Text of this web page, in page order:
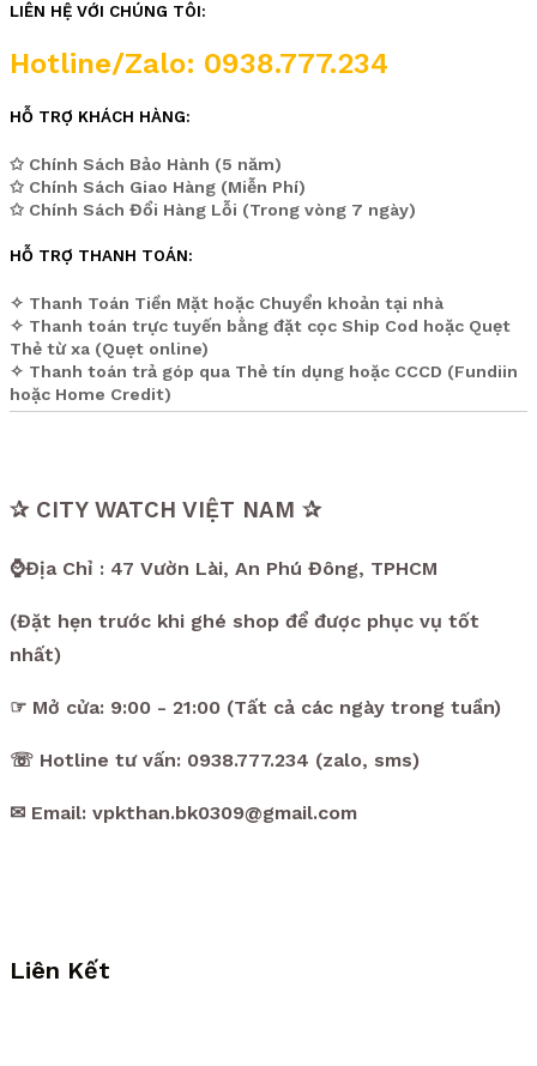
LIÊN HỆ VỚI CHÚNG TÔI:
Hotline/Zalo: 0938.777.234
HỖ TRỢ KHÁCH HÀNG:
✩ Chính Sách Bảo Hành (5 năm)
✩ Chính Sách Giao Hàng (Miễn Phí)
✩ Chính Sách Đổi Hàng Lỗi (Trong vòng 7 ngày)
HỖ TRỢ THANH TOÁN:
✧ Thanh Toán Tiền Mặt hoặc Chuyển khoản tại nhà
✧ Thanh toán trực tuyến bằng đặt cọc Ship Cod hoặc Quẹt
Thẻ từ xa (Quẹt online)
✧ Thanh toán trả góp qua Thẻ tín dụng hoặc CCCD (Fundiin
hoặc Home Credit)
✰ CITY WATCH VIỆT NAM ✰
⌚Địa Chỉ : 47 Vườn Lài, An Phú Đông, TPHCM
(Đặt hẹn trước khi ghé shop để được phục vụ tốt
nhất)
☞ Mở cửa: 9:00 - 21:00 (Tất cả các ngày trong tuần)
☏ Hotline tư vấn: 0938.777.234 (zalo, sms)
✉ Email: vpkthan.bk0309@gmail.com
Liên Kết